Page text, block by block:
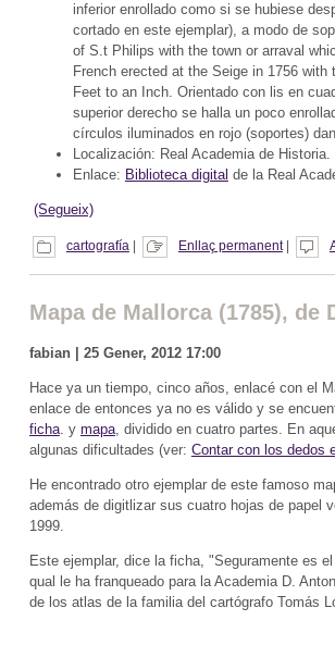
inferior enrollado como si se hubiese
cortado en este ejemplar), a modo de
of S.t Philips with the town or arraval
French erected at the Seige in 1756
Feet to an Inch. Orientado con lis en
superior derecho se halla un poco
círculos iluminados en rojo (soportes)
Localización: Real Academia de
Enlace: Biblioteca digital de la Real
(Segueix)
cartografía | Enllaç permanent|
Mapa de Mallorca (1785), de
fabian | 25 Gener, 2012 17:00
Hace ya un tiempo, cinco años, enlacé con el
enlace de entonces ya no es válido y se
ficha. y mapa, dividido en cuatro partes. En
algunas dificultades (ver: Contar con los dedos
He encontrado otro ejemplar de este famoso
además de digitlizar sus cuatro hojas de papel
1999.
Este ejemplar, dice la ficha, "Seguramente es
qual le ha franqueado para la Academia D.
de los atlas de la familia del cartógrafo Tomás